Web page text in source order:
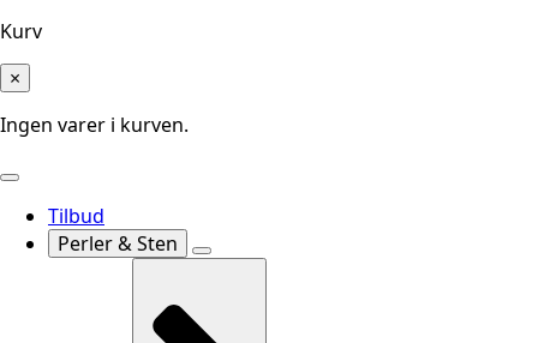
Kurv
×
Ingen varer i kurven.
Tilbud
Perler & Sten